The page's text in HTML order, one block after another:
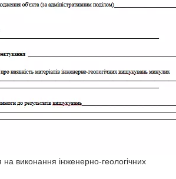
на виконання інженерно-геологічних